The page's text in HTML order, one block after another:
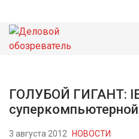
НОВОСТИ
ГОЛУБОЙ ГИГАНТ:
3 августа 2012 НОВОСТИ